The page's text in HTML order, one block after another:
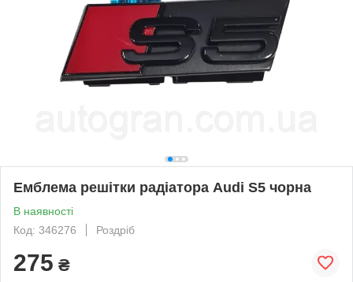
Емблема решітки радіатора Audi S5 чорна
В наявності
Код: 346276
Роздріб
275 ₴